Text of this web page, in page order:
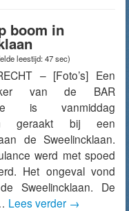
boom in
leestijd: 47 sec)
– [Foto’s] Een
van de BAR
is vanmiddag
geraakt bij een
de Sweelincklaan.
werd met spoed
Het ongeval vond
Sweelincklaan. De
Lees verder →